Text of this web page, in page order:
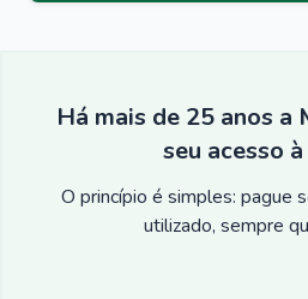
Há mais de 25 anos
seu acesso
O princípio é simples: pague
utilizado, sempre